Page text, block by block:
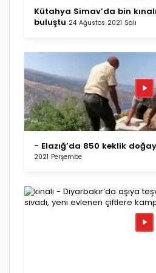
Kütahya Simav’da bin
buluştu 24 Ağustos 2021 Salı
- Elazığ’da 850 keklik
2021 Perşembe